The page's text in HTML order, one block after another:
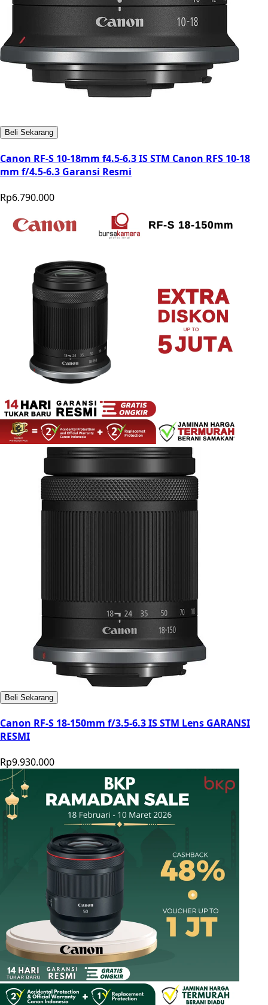
Beli Sekarang
Canon RF-S 10-18mm f4.5-6.3 IS STM Canon RFS 10-18
mm f/4.5-6.3 Garansi Resmi
Rp6.790.000
Beli Sekarang
Canon RF-S 18-150mm f/3.5-6.3 IS STM Lens GARANSI
RESMI
Rp9.930.000